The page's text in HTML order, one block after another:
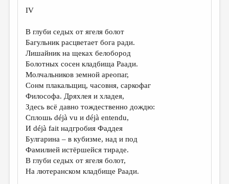
IV
В глуби седых от ягеля болот
Багульник расцветает бога ради.
Лишайник на щеках белобород
Болотных сосен кладбища Раади.
Молчальников земной ареопаг,
Сонм плакальщиц, часовня, саркофаг
Философа. Дряхлея и хладея,
Здесь всё давно тождественно дождю:
Сплошь déjà vu и déjà entendu,
И déjà fait надгробия Фаддея
Булгарина – в кубизме, над и под
Фамилией истёршейся тираде.
В глуби седых от ягеля болот,
На лютеранском кладбище Раади.